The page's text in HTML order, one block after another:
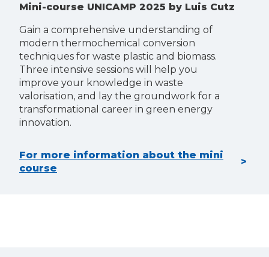
Mini-course UNICAMP 2025 by Luis Cutz
Gain a comprehensive understanding of
modern thermochemical conversion
techniques for waste plastic and biomass.
Three intensive sessions will help you
improve your knowledge in waste
valorisation, and lay the groundwork for a
transformational career in green energy
innovation.
For more information about the mini
course